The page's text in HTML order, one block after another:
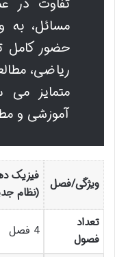
مسائل، به
حضور کامل
ریاضی،
متمایز می
آموزشی و
ویژگی/فصل
فیزیک
(نظام
تعداد
فصول
4 فصل